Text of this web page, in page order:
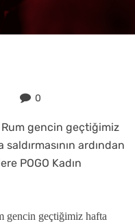
0
Rum gencin geçtiğimiz
saldırmasının ardından
POGO Kadın
gencin geçtiğimiz hafta